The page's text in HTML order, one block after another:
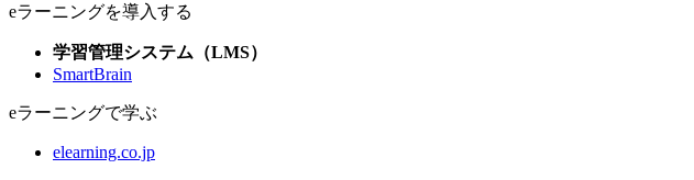
eラーニングを導入する
学習管理システム（LMS）
SmartBrain
eラーニングで学ぶ
elearning.co.jp